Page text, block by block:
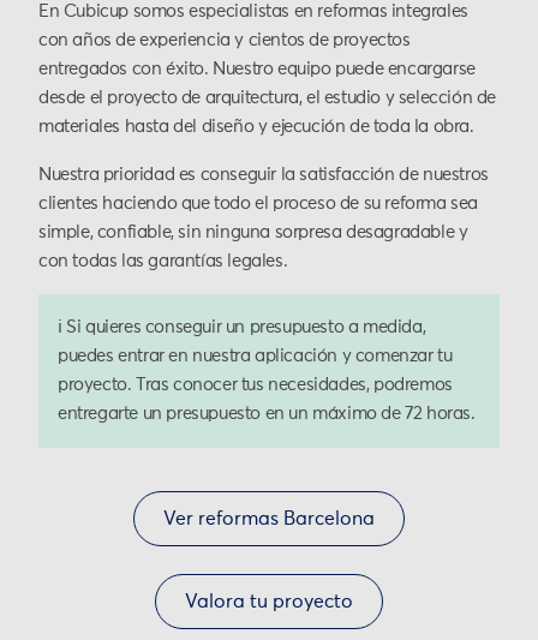
En Cubicup somos especialistas en reformas integrales
con años de experiencia y cientos de proyectos
entregados con éxito. Nuestro equipo puede encargarse
desde el proyecto de arquitectura, el estudio y selección de
materiales hasta del diseño y ejecución de toda la obra.
Nuestra prioridad es conseguir la satisfacción de nuestros
clientes haciendo que todo el proceso de su reforma sea
simple, confiable, sin ninguna sorpresa desagradable y
con todas las garantías legales.
ℹ️ Si quieres conseguir un presupuesto a medida,
puedes entrar en nuestra aplicación y comenzar tu
proyecto. Tras conocer tus necesidades, podremos
entregarte un presupuesto en un máximo de 72 horas.
Ver reformas Barcelona
Valora tu proyecto